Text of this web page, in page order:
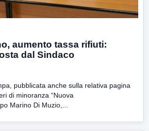
aumento tassa rifiuti:
dal Sindaco
pubblicata anche sulla relativa pagina
di minoranza “Nuova
Marino Di Muzio,...